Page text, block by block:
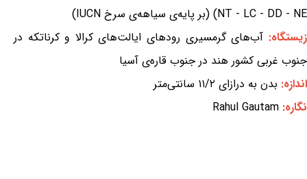
NT - LC - DD - NE) (بر پایه‌ی سیاهه‌ی سرخ IUCN)
زیستگاه: آب‌های گرمسیری رودهای ایالت‌های کرالا و کرناتکه در
جنوب غربی کشور هند در جنوب قاره‌ی آسیا
اندازه: بدن به درازای ۱۱/۲ سانتی‌متر
نگاره: Rahul Gautam